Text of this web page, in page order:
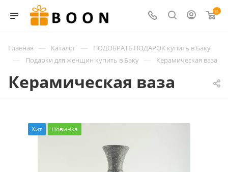
0
Главная — Каталог — ПОДОБРАТЬ ПОДАРОК купить в Баку
— Подарки для женщин купить в Баку — Керамическая ваза
Керамическая ваза
Хит Новинка